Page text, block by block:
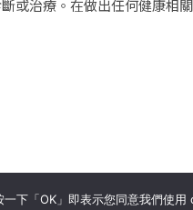
治療。在做出任何健康相
下「OK」即表示您同意我們使用